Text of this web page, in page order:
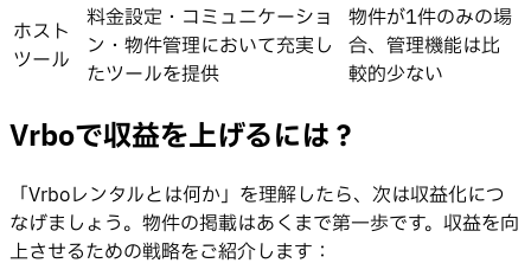
ホスト
ツール
料金設定・コミュニケーショ
ン・物件管理において充実し
たツールを提供
物件が1件のみの場
合、管理機能は比
較的少ない
Vrboで収益を上げるには？
「Vrboレンタルとは何か」を理解したら、次は収益化につ
なげましょう。物件の掲載はあくまで第一歩です。収益を向
上させるための戦略をご紹介します：